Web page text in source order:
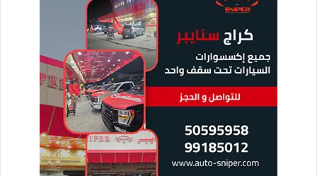
كما أضافت أن ابنتها اتصلت بها قبل وفاتها بدقائق، وأخبرتها بأنها
تعرضت للضرب من زوجها وعائلته بسبب “طبق معكرونة”.
وأشارت والدة الضحية وفق موقعاليوم السابعإلى أن “ابنتها شعرت
بالجوع أثناء غياب زوجها، فتناولت طبق المعكرونة، وعندما عاد
زوجها، اعتدى عليها بالضرب.
وأكملت: “اتصلت بي تطلب النجدة لأخذها من الباب الخلفي للمنزل،